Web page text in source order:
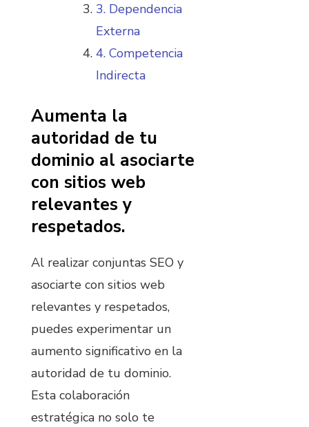
3. Dependencia
Externa
4. Competencia
Indirecta
Aumenta la
autoridad de tu
dominio al asociarte
con sitios web
relevantes y
respetados.
Al realizar conjuntas SEO y
asociarte con sitios web
relevantes y respetados,
puedes experimentar un
aumento significativo en la
autoridad de tu dominio.
Esta colaboración
estratégica no solo te